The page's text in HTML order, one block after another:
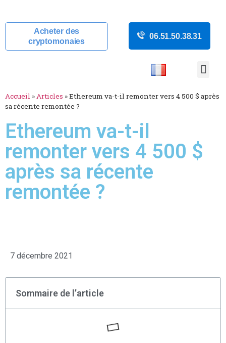
Acheter des
cryptomonaies
06.51.50.38.31
Accueil »Articles »Ethereum va-t-il remonter vers 4 500 $ après
sa récente remontée ?
Ethereum va-t-il
remonter vers 4 500 $
après sa récente
remontée ?
7 décembre 2021
Sommaire de l’article